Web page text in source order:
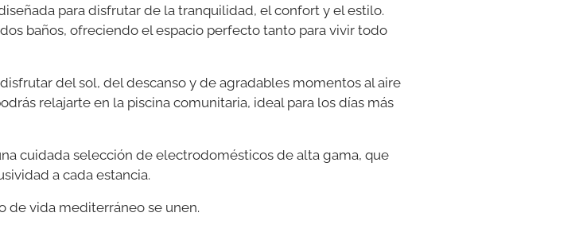
para disfrutar de la tranquilidad, el confort y el estilo.
baños, ofreciendo el espacio perfecto tanto para vivir todo
del sol, del descanso y de agradables momentos al aire
relajarte en la piscina comunitaria, ideal para los días más
cuidada selección de electrodomésticos de alta gama, que
a cada estancia.
de vida mediterráneo se unen.